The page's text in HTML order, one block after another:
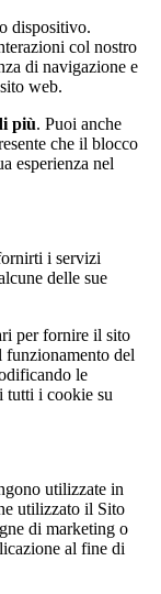
dispositivo.
col nostro
di navigazione e
web.
più. Puoi anche
che il blocco
esperienza nel
i servizi
delle sue
per fornire il sito
del
le
tutti i cookie su
utilizzate in
utilizzato il Sito
di marketing o
al fine di